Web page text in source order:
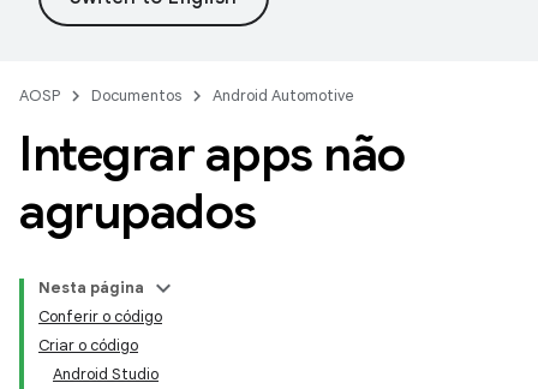
AOSP Documentos Android Automotive
Integrar apps não
agrupados
Nesta página
Conferir o código
Criar o código
Android Studio